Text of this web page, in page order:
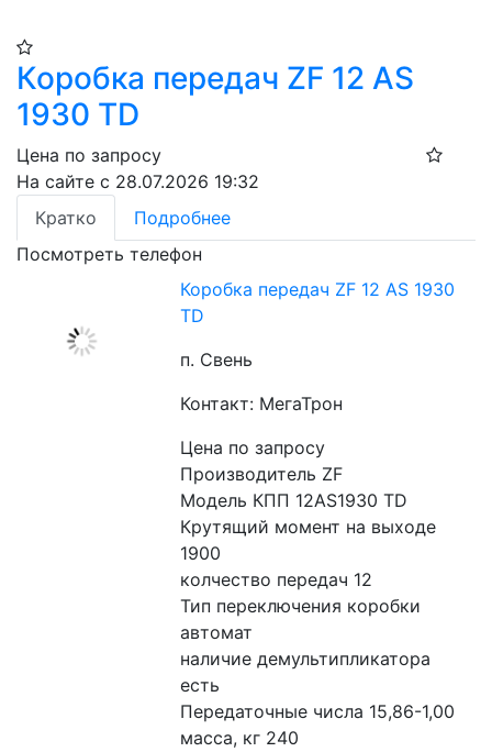
Коробка передач ZF 12 AS
1930 TD
Цена по запросу
На сайте с 28.07.2026 19:32
Кратко
Подробнее
Посмотреть телефон
Коробка передач ZF 12 AS 1930
TD
п. Свень
Контакт: МегаТрон
Цена по запросу
Производитель ZF
Модель КПП 12AS1930 TD
Крутящий момент на выходе
1900
колчество передач 12
Тип переключения коробки
автомат
наличие демультипликатора
есть
Передаточные числа 15,86-1,00
масса, кг 240